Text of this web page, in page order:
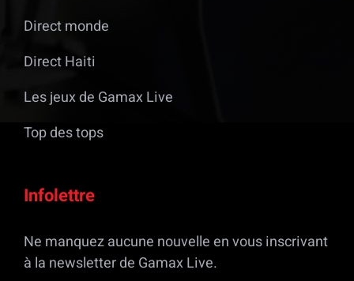
Direct monde
Direct Haiti
Les jeux de Gamax Live
Top des tops
Infolettre
Ne manquez aucune nouvelle en vous inscrivant
à la newsletter de Gamax Live.